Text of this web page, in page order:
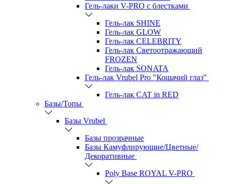
Гель-лаки V-PRO c блестками
Гель-лак SHINE
Гель-лак GLOW
Гель-лак CELEBRITY
Гель-лак Светоотражающий
FROZEN
Гель-лак SONATA
Гель-лак Vrubel Pro "Кошачий глаз"
Гель-лак CAT in RED
Базы/Топы
Базы Vrubel
Базы прозрачные
Базы Камуфлирующие/Цветные/
Декоративные
Poly Base ROYAL V-PRO